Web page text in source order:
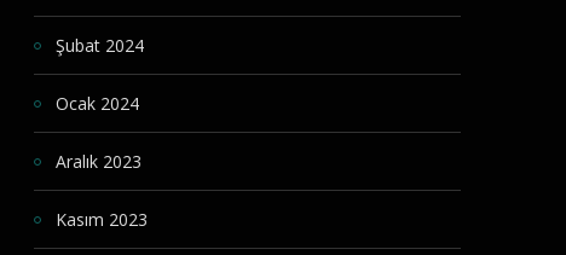
Şubat 2024
Ocak 2024
Aralık 2023
Kasım 2023